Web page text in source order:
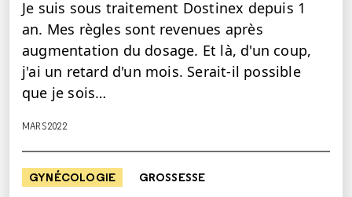
Je suis sous traitement Dostinex depuis 1
an. Mes règles sont revenues après
augmentation du dosage. Et là, d'un coup,
j'ai un retard d'un mois. Serait-il possible
que je sois…
MARS 2022
GYNÉCOLOGIE GROSSESSE